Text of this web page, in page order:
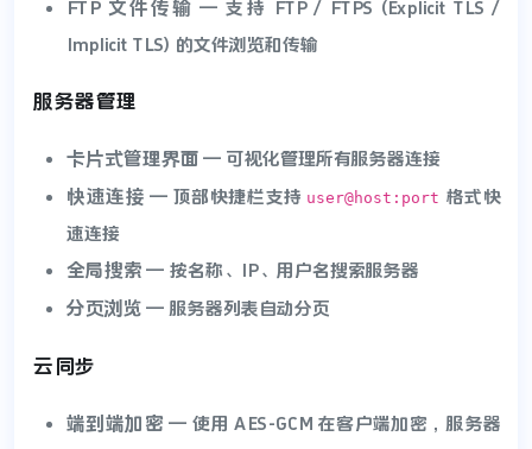
FTP 文件传输 — 支持 FTP / FTPS (Explicit TLS /
Implicit TLS) 的文件浏览和传输
服务器管理
卡片式管理界面 — 可视化管理所有服务器连接
快速连接 — 顶部快捷栏支持 user@host:port 格式快
速连接
全局搜索 — 按名称、IP、用户名搜索服务器
分页浏览 — 服务器列表自动分页
云同步
端到端加密 — 使用 AES-GCM 在客户端加密，服务器